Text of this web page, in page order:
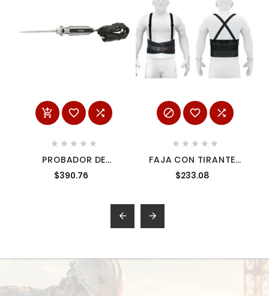
  
    
PROBADOR DE
CIRCUITO 28 V URREA
2350
$390.76
  
    
FAJA CON TIRANTES
AJUSTABLES, TERCER
CINTURÓN, TALLA
$233.08
 